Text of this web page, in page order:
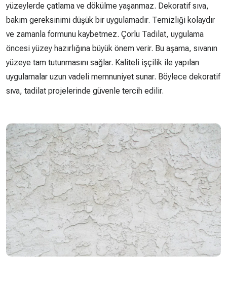
yüzeylerde çatlama ve dökülme yaşanmaz. Dekoratif sıva,
bakım gereksinimi düşük bir uygulamadır. Temizliği kolaydır
ve zamanla formunu kaybetmez. Çorlu Tadilat, uygulama
öncesi yüzey hazırlığına büyük önem verir. Bu aşama, sıvanın
yüzeye tam tutunmasını sağlar. Kaliteli işçilik ile yapılan
uygulamalar uzun vadeli memnuniyet sunar. Böylece dekoratif
sıva, tadilat projelerinde güvenle tercih edilir.